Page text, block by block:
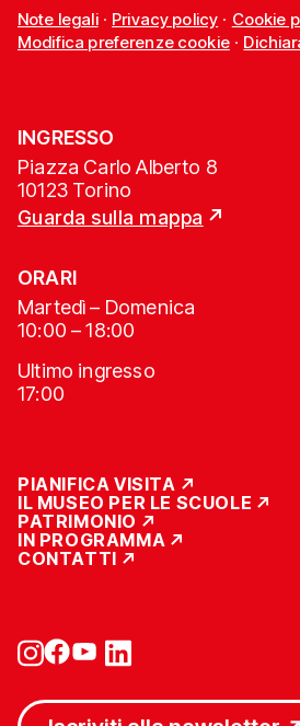
Note legali· Privacy policy · Cookie
Modifica preferenze cookie·
INGRESSO
Piazza Carlo Alberto 8
10123 Torino
Guarda sulla mappa
ORARI
Martedì – Domenica
10:00 – 18:00
Ultimo ingresso
17:00
PIANIFICA VISITA
IL MUSEO PER LE SCUOLE
PATRIMONIO
IN PROGRAMMA
CONTATTI